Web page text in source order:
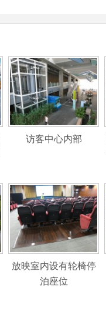
访客中心内部
放映室内设有轮椅停
泊座位